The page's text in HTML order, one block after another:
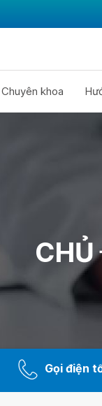
Chuyên khoa
Gọi điện